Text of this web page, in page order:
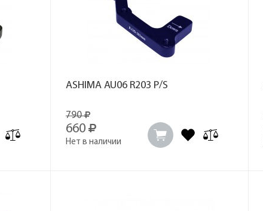
ASHIMA AU06 R203 P/S
790
660
Нет в наличии